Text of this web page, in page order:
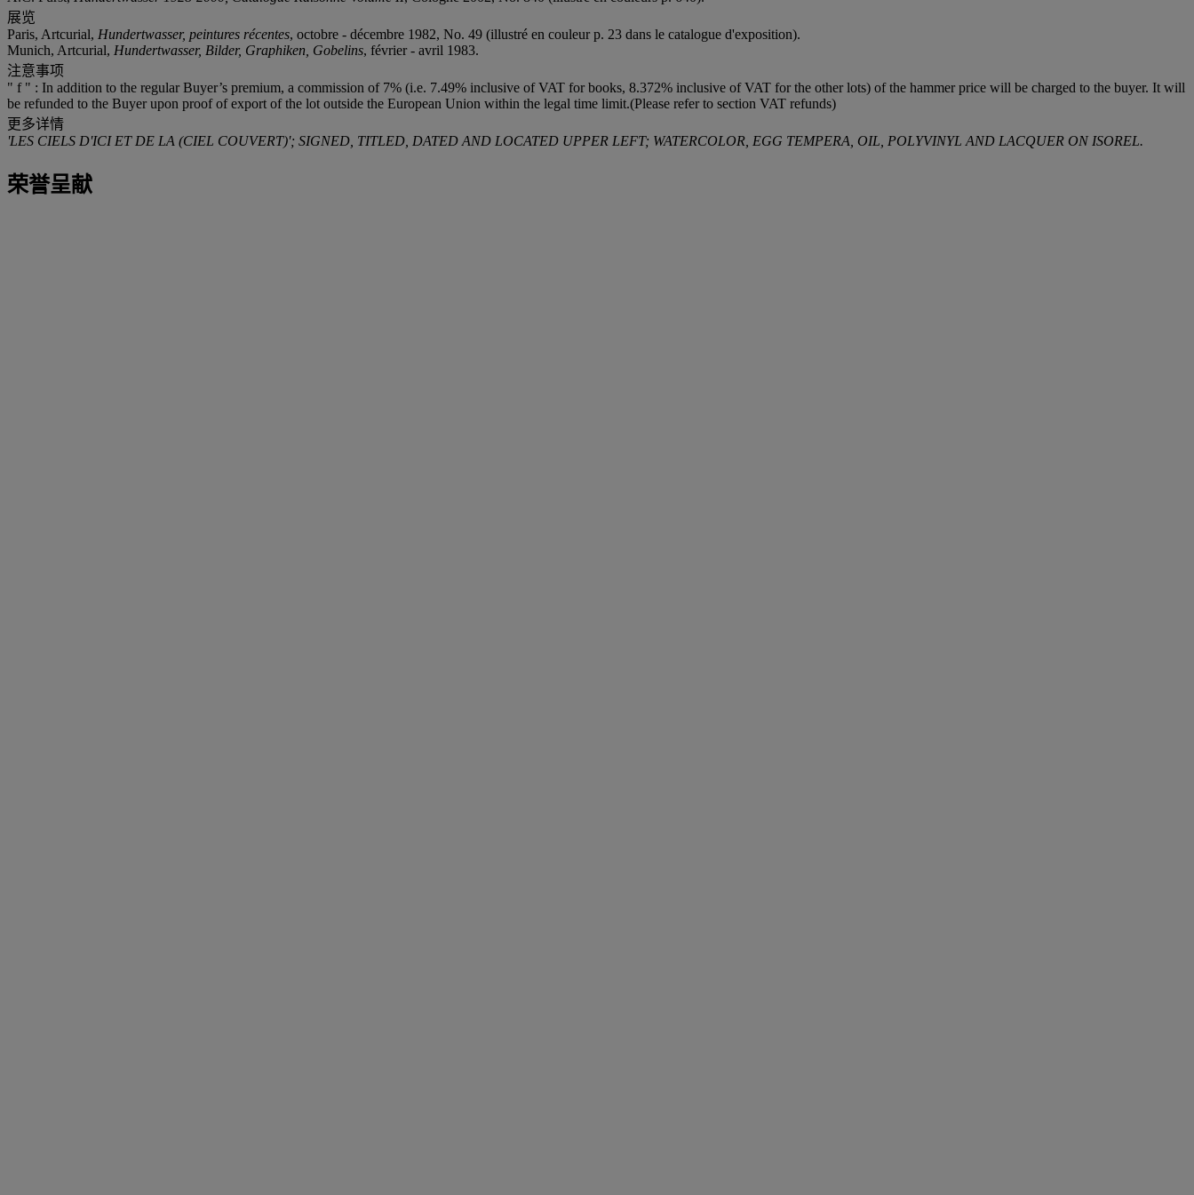
展览
Paris, Artcurial, Hundertwasser, peintures récentes, octobre - décembre 1982, No. 49 (illustré en couleur p. 23 dans le catalogue d'exposition).
Munich, Artcurial, Hundertwasser, Bilder, Graphiken, Gobelins, février - avril 1983.
注意事项
" f " : In addition to the regular Buyer’s premium, a commission of 7% (i.e. 7.49% inclusive of VAT for books, 8.372% inclusive of VAT for the other lots) of the hammer price will be charged to the buyer. It will
be refunded to the Buyer upon proof of export of the lot outside the European Union within the legal time limit.(Please refer to section VAT refunds)
更多详情
'LES CIELS D'ICI ET DE LA (CIEL COUVERT)'; SIGNED, TITLED, DATED AND LOCATED UPPER LEFT; WATERCOLOR, EGG TEMPERA, OIL, POLYVINYL AND LACQUER ON ISOREL.
荣誉呈献